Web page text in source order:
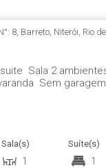
8, Barreto, Niterói, Rio
1
Sala(s)
1
Suíte(s)
Sala 2
Sem